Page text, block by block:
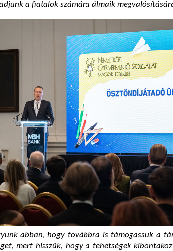
a fiatalok számára álmaik
abban, hogy továbbra is támogassuk a
mert hisszük, hogy a tehetségek